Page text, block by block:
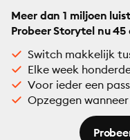
Meer dan 1 miljoen
Probeer Storytel nu
Switch makkelijk
Elke week
Voor ieder een
Opzeggen